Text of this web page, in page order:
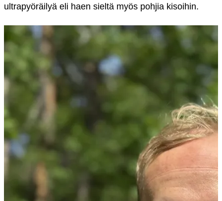
ultrapyöräilyä eli haen sieltä myös pohjia kisoihin.